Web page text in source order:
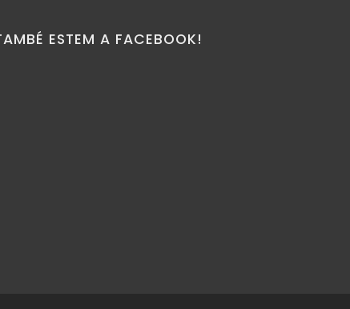
ESTEM A FACEBOOK!